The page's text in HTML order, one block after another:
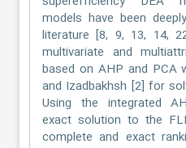
models have been
literature [8, 9, 13, 14,
multivariate and
based on AHP and PCA
and Izadbakhsh [2] for
Using the integrated
exact solution to the
complete and exact